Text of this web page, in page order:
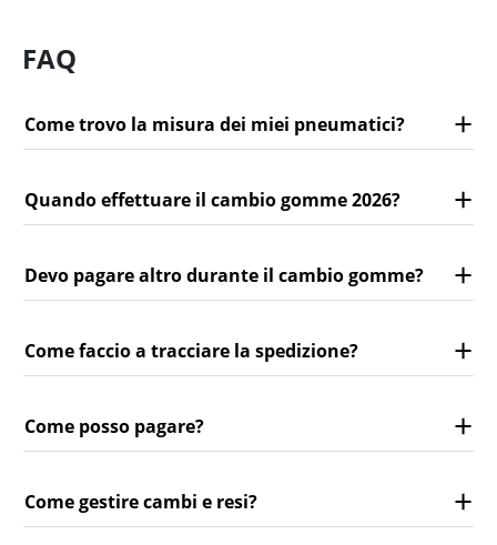
FAQ
Come trovo la misura dei miei pneumatici?
Quando effettuare il cambio gomme 2026?
Devo pagare altro durante il cambio gomme?
Come faccio a tracciare la spedizione?
Come posso pagare?
Come gestire cambi e resi?